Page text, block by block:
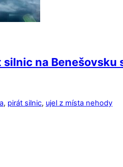
na
, pirát silnic, ujel z místa nehody